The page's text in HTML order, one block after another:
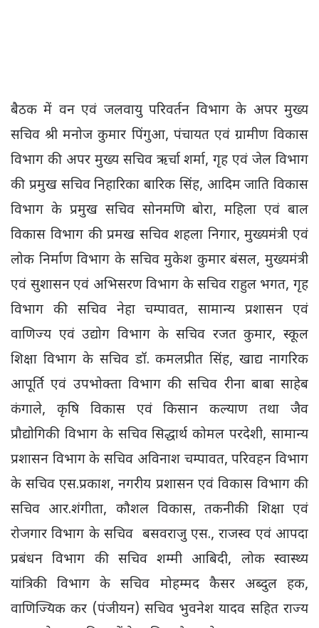
बैठक में वन एवं जलवायु परिवर्तन विभाग के अपर मुख्य
सचिव श्री मनोज कुमार पिंगुआ, पंचायत एवं ग्रामीण विकास
विभाग की अपर मुख्य सचिव ऋर्चा शर्मा, गृह एवं जेल विभाग
की प्रमुख सचिव निहारिका बारिक सिंह, आदिम जाति विकास
विभाग के प्रमुख सचिव सोनमणि बोरा, महिला एवं बाल
विकास विभाग की प्रमख सचिव शहला निगार, मुख्यमंत्री एवं
लोक निर्माण विभाग के सचिव मुकेश कुमार बंसल, मुख्यमंत्री
एवं सुशासन एवं अभिसरण विभाग के सचिव राहुल भगत, गृह
विभाग की सचिव नेहा चम्पावत, सामान्य प्रशासन एवं
वाणिज्य एवं उद्योग विभाग के सचिव रजत कुमार, स्कूल
शिक्षा विभाग के सचिव डॉ. कमलप्रीत सिंह, खाद्य नागरिक
आपूर्ति एवं उपभोक्ता विभाग की सचिव रीना बाबा साहेब
कंगाले, कृषि विकास एवं किसान कल्याण तथा जैव
प्रौद्योगिकी विभाग के सचिव सिद्धार्थ कोमल परदेशी, सामान्य
प्रशासन विभाग के सचिव अविनाश चम्पावत, परिवहन विभाग
के सचिव एस.प्रकाश, नगरीय प्रशासन एवं विकास विभाग की
सचिव आर.शंगीता, कौशल विकास, तकनीकी शिक्षा एवं
रोजगार विभाग के सचिव बसवराजु एस., राजस्व एवं आपदा
प्रबंधन विभाग की सचिव शम्मी आबिदी, लोक स्वास्थ्य
यांत्रिकी विभाग के सचिव मोहम्मद कैसर अब्दुल हक,
वाणिज्यिक कर (पंजीयन) सचिव भुवनेश यादव सहित राज्य